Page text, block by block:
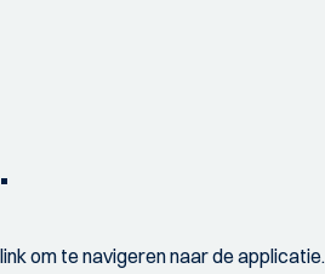
om te navigeren naar de applicatie.